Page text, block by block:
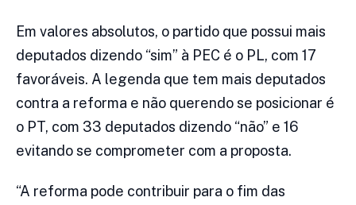
Em valores absolutos, o partido que possui mais
deputados dizendo “sim” à PEC é o PL, com 17
favoráveis. A legenda que tem mais deputados
contra a reforma e não querendo se posicionar é
o PT, com 33 deputados dizendo “não” e 16
evitando se comprometer com a proposta.
“A reforma pode contribuir para o fim das